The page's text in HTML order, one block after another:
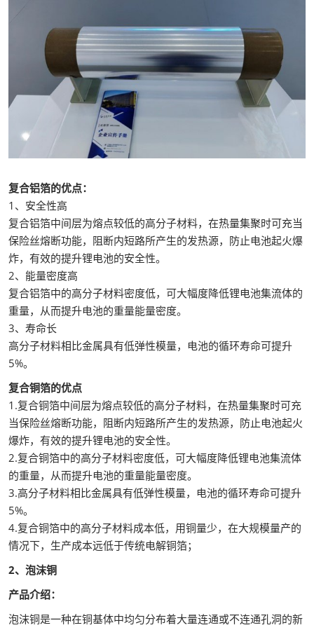
复合铝箔的优点：
1、安全性高
复合铝箔中间层为熔点较低的高分子材料，在热量集聚时可充当
保险丝熔断功能，阻断内短路所产生的发热源，防止电池起火爆
炸，有效的提升锂电池的安全性。
2、能量密度高
复合铝箔中的高分子材料密度低，可大幅度降低锂电池集流体的
重量，从而提升电池的重量能量密度。
3、寿命长
高分子材料相比金属具有低弹性模量，电池的循环寿命可提升
5%。
复合铜箔的优点
1.复合铜箔中间层为熔点较低的高分子材料，在热量集聚时可充
当保险丝熔断功能，阻断内短路所产生的发热源，防止电池起火
爆炸，有效的提升锂电池的安全性。
2.复合铜箔中的高分子材料密度低，可大幅度降低锂电池集流体
的重量，从而提升电池的重量能量密度。
3.高分子材料相比金属具有低弹性模量，电池的循环寿命可提升
5%。
4.复合铜箔中的高分子材料成本低，用铜量少，在大规模量产的
情况下，生产成本远低于传统电解铜箔；
2、泡沫铜
产品介绍：
泡沫铜是一种在铜基体中均匀分布着大量连通或不连通孔洞的新